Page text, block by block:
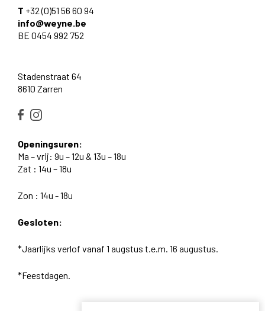
T +32 (0)51 56 60 94
info@weyne.be
BE 0454 992 752
Stadenstraat 64
8610 Zarren
Openingsuren:
Ma – vrij: 9u – 12u & 13u – 18u
Zat : 14u – 18u
Zon : 14u - 18u
Gesloten:
*Jaarlijks verlof vanaf 1 augstus t.e.m. 16 augustus.
*Feestdagen.